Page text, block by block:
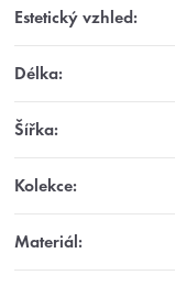
Estetický vzhled:
Délka:
Šířka:
Kolekce:
Materiál :